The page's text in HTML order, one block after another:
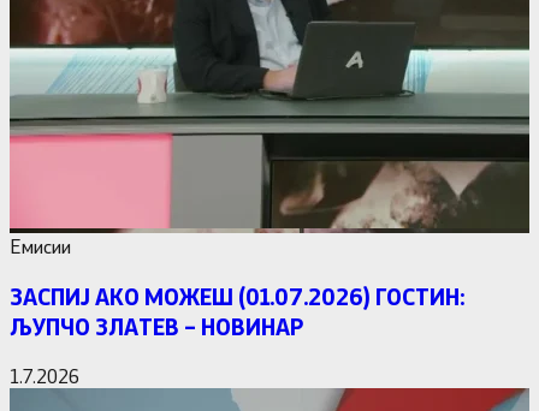
Емисии
ЗАСПИЈ АКО МОЖЕШ (01.07.2026) ГОСТИН:
ЉУПЧО ЗЛАТЕВ – НОВИНАР
1.7.2026